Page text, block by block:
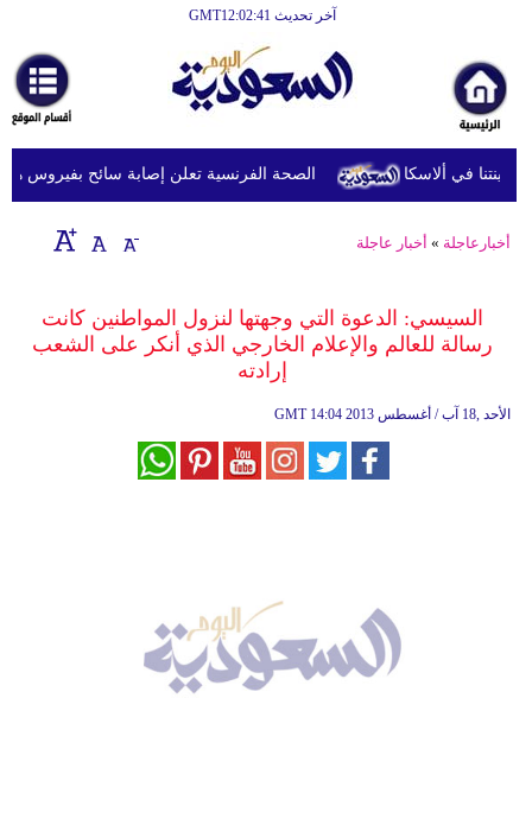
آخر تحديث GMT12:02:41
أخبارعاجلة
رياضة
ثقافة
إقتصاد
وموسيقى
الصحة الفرنسية تعلن إصابة سائح بفيروس هانتا
أخبارعاجلة » أخبار عاجلة
السيسي: الدعوة التي وجهتها لنزول المواطنين كانت
رسالة للعالم والإعلام الخارجي الذي أنكر على الشعب
إرادته
GMT 14:04 2013 الأحد ,18 آب / أغسطس